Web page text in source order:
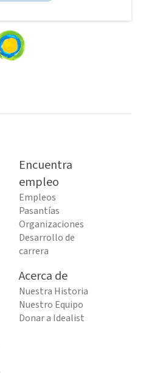
Loading
Encuentra
empleo
Empleos
Pasantías
Organizaciones
Desarrollo de
carrera
Acerca de
Nuestra Historia
Nuestro Equipo
Donar a Idealist